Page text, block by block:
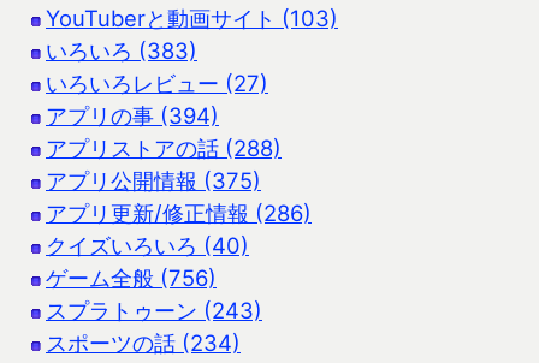
YouTuberと動画サイト (103)
いろいろ (383)
いろいろレビュー (27)
アプリの事 (394)
アプリストアの話 (288)
アプリ公開情報 (375)
アプリ更新/修正情報 (286)
クイズいろいろ (40)
ゲーム全般 (756)
スプラトゥーン (243)
スポーツの話 (234)